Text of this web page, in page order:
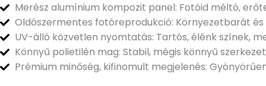
Merész alumínium kompozit panel: Fotóid méltó,
Oldószermentes fotóreprodukció: Környezetbarát és
UV-álló közvetlen nyomtatás: Tartós, élénk színek,
Könnyű polietilén mag: Stabil, mégis könnyű
Prémium minőség, kifinomult megjelenés: